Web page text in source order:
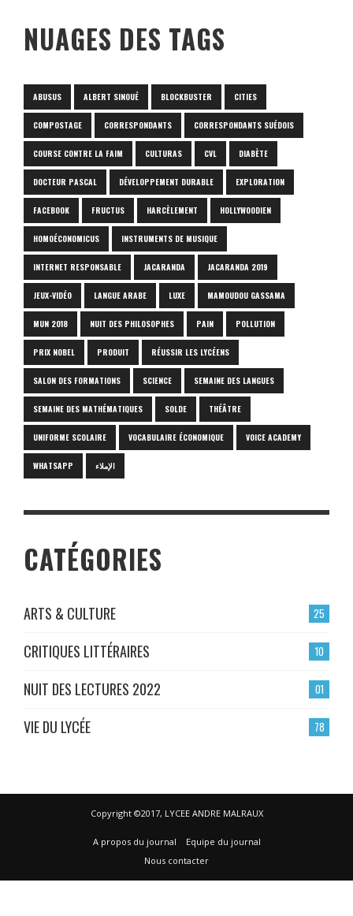
NUAGES DES TAGS
ABUSUS ALBERT SINOUÉ BLOCKBUSTER CITIES
COMPOSTAGE CORRESPONDANTS CORRESPONDANTS SUÉDOIS
COURSE CONTRE LA FAIM CULTURAS CVL DIABÈTE
DOCTEUR PASCAL DÉVELOPPEMENT DURABLE EXPLORATION
FACEBOOK FRUCTUS HARCÈLEMENT HOLLYWOODIEN
HOMOÉCONOMICUS INSTRUMENTS DE MUSIQUE
INTERNET RESPONSABLE JACARANDA JACARANDA 2019
JEUX-VIDÉO LANGUE ARABE LUXE MAMOUDOU GASSAMA
MUN 2018 NUIT DES PHILOSOPHES PAIN POLLUTION
PRIX NOBEL PRODUIT RÉUSSIR LES LYCÉENS
SALON DES FORMATIONS SCIENCE SEMAINE DES LANGUES
SEMAINE DES MATHÉMATIQUES SOLDE THÉÂTRE
UNIFORME SCOLAIRE VOCABULAIRE ÉCONOMIQUE VOICE ACADEMY
WHATSAPP الإملاء
CATÉGORIES
25
ARTS & CULTURE
10
CRITIQUES LITTÉRAIRES
01
NUIT DES LECTURES 2022
78
VIE DU LYCÉE
Copyright ©2017, LYCEE ANDRE MALRAUX
A propos du journal
Equipe du journal
Nous contacter